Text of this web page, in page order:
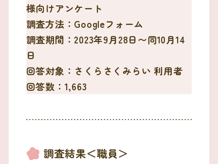
様向けアンケート
調査方法：Googleフォーム
調査期間：2023年9月28日〜同10月14
日
回答対象：さくらさくみらい 利用者
回答数：1,663
調査結果＜職員＞